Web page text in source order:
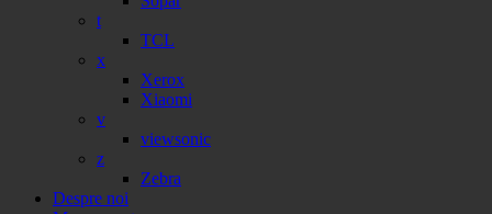
t
TCL
x
Xerox
Xiaomi
v
viewsonic
z
Zebra
Despre noi